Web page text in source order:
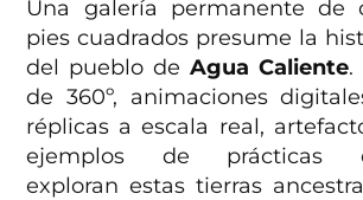
Una galería permanente de
pies cuadrados presume la
del pueblo de Agua Caliente.
de 360º, animaciones
réplicas a escala real,
ejemplos de prácticas
exploran estas tierras